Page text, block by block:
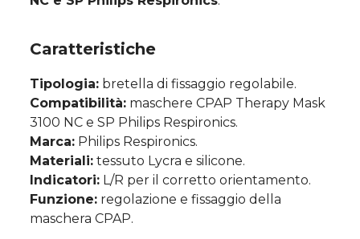
Caratteristiche
Tipologia: bretella di fissaggio regolabile.
Compatibilità: maschere CPAP Therapy Mask
3100 NC e SP Philips Respironics.
Marca: Philips Respironics.
Materiali: tessuto Lycra e silicone.
Indicatori: L/R per il corretto orientamento.
Funzione: regolazione e fissaggio della
maschera CPAP.